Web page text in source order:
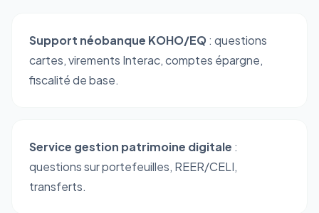
Support néobanque KOHO/EQ : questions
cartes, virements Interac, comptes épargne,
fiscalité de base.
Service gestion patrimoine digitale :
questions sur portefeuilles, REER/CELI,
transferts.